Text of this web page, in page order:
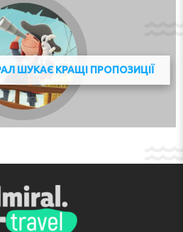
ШУКАЄ КРАЩІ ПРОПОЗИЦІЇ